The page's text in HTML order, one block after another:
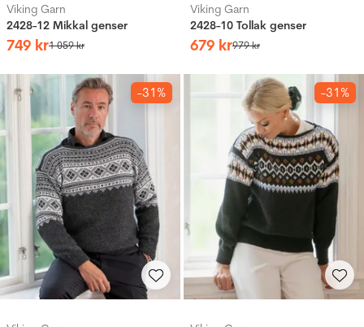
Viking Garn
2428-12 Mikkal genser
749 kr1 059kr
Viking Garn
2428-10 Tollak genser
679 kr979kr
-31% -31%